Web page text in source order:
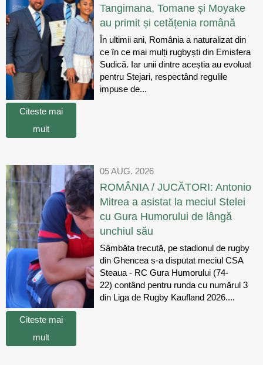
Tangimana, Tomane și Moyake
au primit și cetățenia română
În ultimii ani, România a naturalizat din
ce în ce mai mulți rugbyști din Emisfera
Sudică. Iar unii dintre aceștia au evoluat
pentru Stejari, respectând regulile
impuse de...
Citeste mai
mult
05 AUG. 2026
ROMÂNIA / JUCĂTORI: Antonio
Mitrea a asistat la meciul Stelei
cu Gura Humorului de lângă
unchiul său
Sâmbăta trecută, pe stadionul de rugby
din Ghencea s-a disputat meciul CSA
Steaua - RC Gura Humorului (74-
22) contând pentru runda cu numărul 3
din Liga de Rugby Kaufland 2026....
Citeste mai
mult